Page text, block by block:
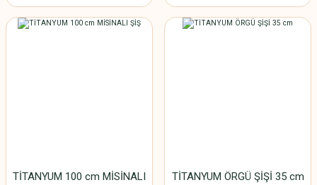
TİTANYUM 100 cm MİSİNALI
TİTANYUM ÖRGÜ ŞİŞİ 35 cm